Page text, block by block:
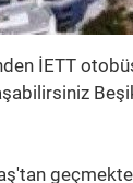
İETT